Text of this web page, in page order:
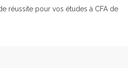
réussite pour vos études à CFA de